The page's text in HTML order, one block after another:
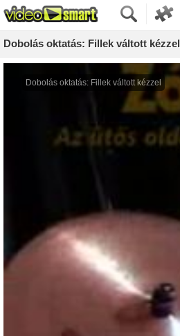
Dobolás oktatás: Fillek váltott kézzel